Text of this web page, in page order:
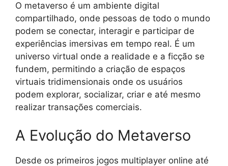
O metaverso é um ambiente digital
compartilhado, onde pessoas de todo o mundo
podem se conectar, interagir e participar de
experiências imersivas em tempo real. É um
universo virtual onde a realidade e a ficção se
fundem, permitindo a criação de espaços
virtuais tridimensionais onde os usuários
podem explorar, socializar, criar e até mesmo
realizar transações comerciais.
A Evolução do Metaverso
Desde os primeiros jogos multiplayer online até